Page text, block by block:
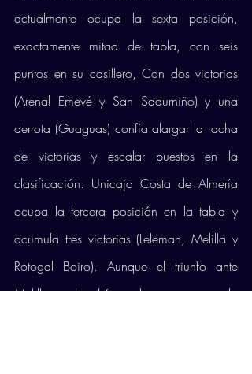
actualmente ocupa la sexta posición,
exactamente mitad de tabla, con seis
puntos en su casillero, Con dos victorias
(Arenal Emevé y San Sadurniño) y una
derrota (Guaguas) confía alargar la racha
de victorias y escalar puestos en la
clasificación. Unicaja Costa de Almería
ocupa la tercera posición en la tabla y
acumula tres victorias (Leleman, Melilla y
Rotogal Boiro). Aunque el triunfo ante
Melilla se decidió en el quinto set, por lo